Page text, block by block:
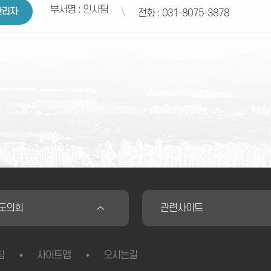
자 부서명 : 인사팀 전화 : 031-8075-3878
의회 관련사이트
사이트맵 오시는길